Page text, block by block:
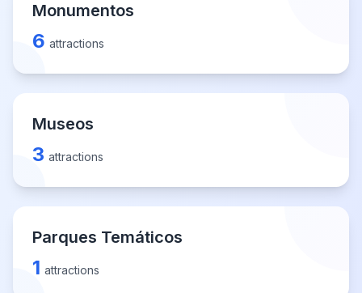
Monumentos
6 attractions
Museos
3 attractions
Parques Temáticos
1 attractions